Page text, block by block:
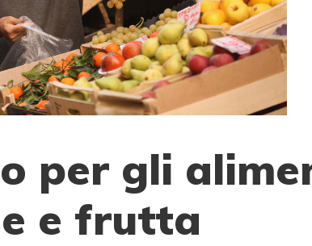
per gli
e frutta